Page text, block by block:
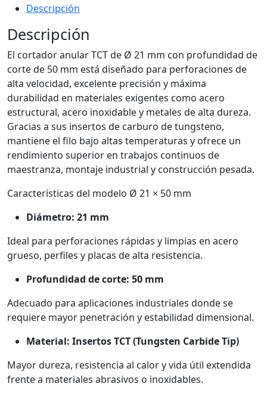
Descripción
Descripción
El cortador anular TCT de Ø 21 mm con profundidad de
corte de 50 mm está diseñado para perforaciones de
alta velocidad, excelente precisión y máxima
durabilidad en materiales exigentes como acero
estructural, acero inoxidable y metales de alta dureza.
Gracias a sus insertos de carburo de tungsteno,
mantiene el filo bajo altas temperaturas y ofrece un
rendimiento superior en trabajos continuos de
maestranza, montaje industrial y construcción pesada.
Características del modelo Ø 21 × 50 mm
Diámetro: 21 mm
Ideal para perforaciones rápidas y limpias en acero
grueso, perfiles y placas de alta resistencia.
Profundidad de corte: 50 mm
Adecuado para aplicaciones industriales donde se
requiere mayor penetración y estabilidad dimensional.
Material: Insertos TCT (Tungsten Carbide Tip)
Mayor dureza, resistencia al calor y vida útil extendida
frente a materiales abrasivos o inoxidables.